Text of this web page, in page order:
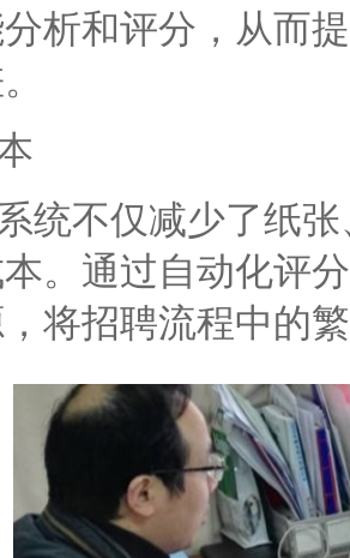
析和评分，从而
不仅减少了纸张
。通过自动化评
将招聘流程中的